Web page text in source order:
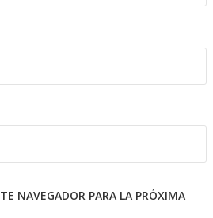
NAVEGADOR PARA LA PRÓXIMA